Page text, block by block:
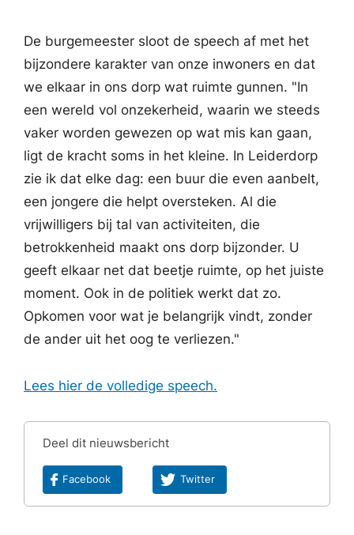
De burgemeester sloot de speech af met het
bijzondere karakter van onze inwoners en dat
we elkaar in ons dorp wat ruimte gunnen. "In
een wereld vol onzekerheid, waarin we steeds
vaker worden gewezen op wat mis kan gaan,
ligt de kracht soms in het kleine. In Leiderdorp
zie ik dat elke dag: een buur die even aanbelt,
een jongere die helpt oversteken. Al die
vrijwilligers bij tal van activiteiten, die
betrokkenheid maakt ons dorp bijzonder. U
geeft elkaar net dat beetje ruimte, op het juiste
moment. Ook in de politiek werkt dat zo.
Opkomen voor wat je belangrijk vindt, zonder
de ander uit het oog te verliezen."
Lees hier de volledige speech.
Deel dit nieuwsbericht
Facebook Twitter